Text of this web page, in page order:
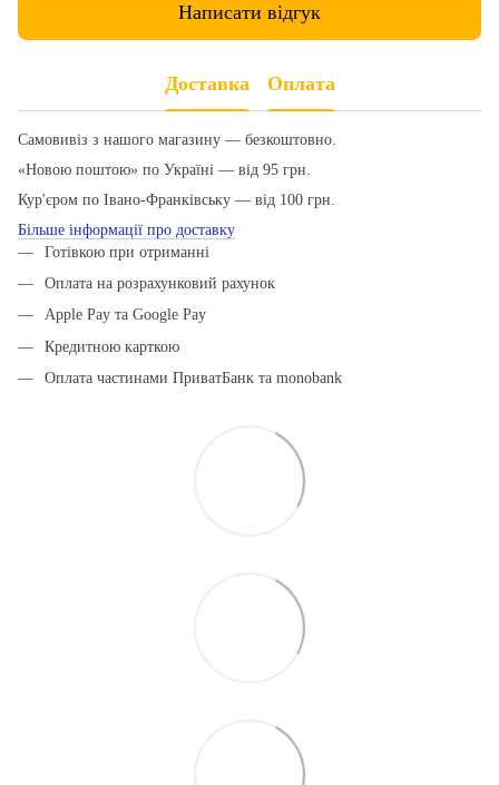
Написати відгук
Доставка Оплата
Самовивіз з нашого магазину — безкоштовно.
«Новою поштою» по Україні — від 95 грн.
Кур'єром по Івано-Франківську — від 100 грн.
Більше інформації про доставку
Готівкою при отриманні
Оплата на розрахунковий рахунок
Apple Pay та Google Pay
Кредитною карткою
Оплата частинами ПриватБанк та monobank